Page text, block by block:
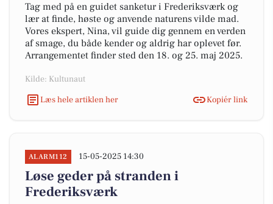
Tag med på en guidet sanketur i Frederiksværk og
lær at finde, høste og anvende naturens vilde mad.
Vores ekspert, Nina, vil guide dig gennem en verden
af smage, du både kender og aldrig har oplevet før.
Arrangementet finder sted den 18. og 25. maj 2025.
Kilde: Kultunaut
Læs hele artiklen her
Kopiér link
ALARM112 15-05-2025 14:30
Løse geder på stranden i
Frederiksværk